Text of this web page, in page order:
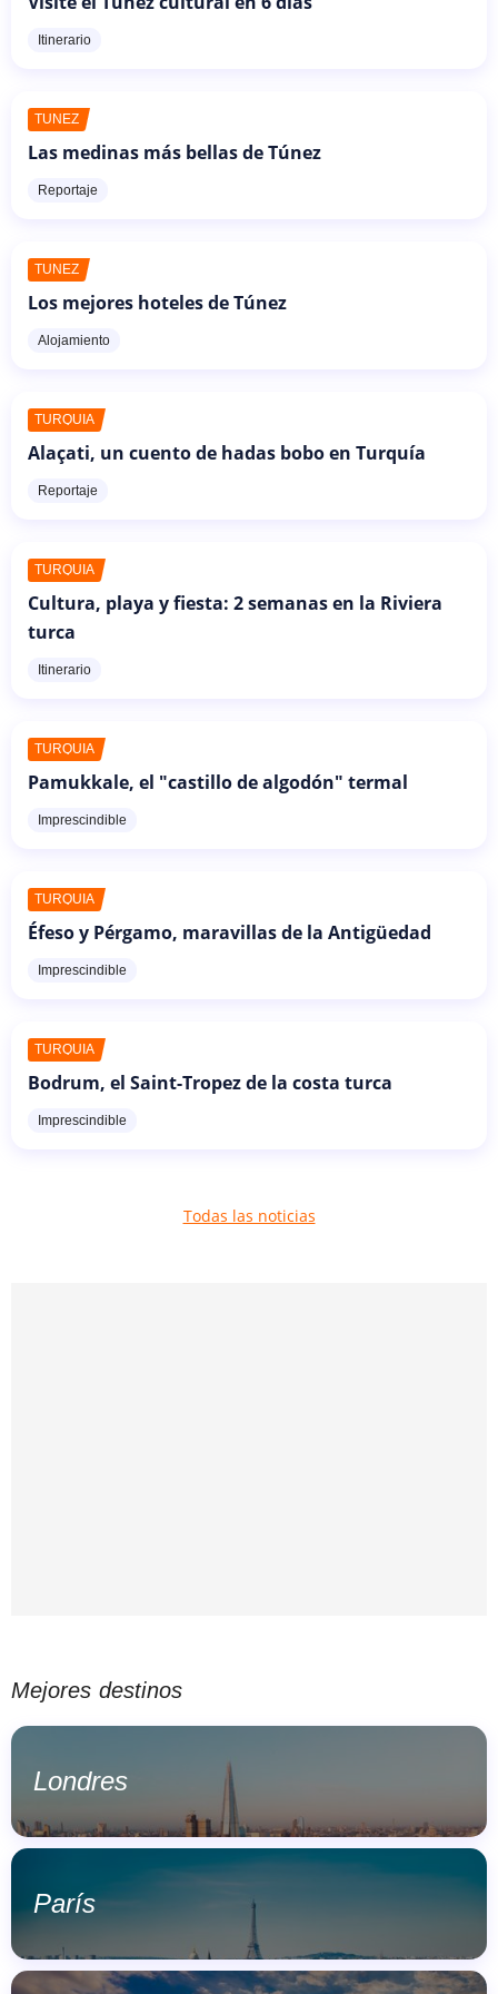
Itinerario
TÚNEZ
Las medinas más bellas de Túnez
Reportaje
TÚNEZ
Los mejores hoteles de Túnez
Alojamiento
TURQUÍA
Alaçati, un cuento de hadas bobo en Turquía
Reportaje
TURQUÍA
Cultura, playa y fiesta: 2 semanas en la Riviera
turca
Itinerario
TURQUÍA
Pamukkale, el "castillo de algodón" termal
Imprescindible
TURQUÍA
Éfeso y Pérgamo, maravillas de la Antigüedad
Imprescindible
TURQUÍA
Bodrum, el Saint-Tropez de la costa turca
Imprescindible
Todas las noticias
Mejores destinos
Londres
París